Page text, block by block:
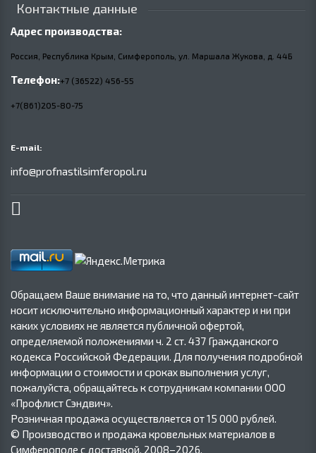
Контактные данные
Адрес производства:
Россия, Республика Крым, Симферополь, ул. Маршала Жукова, д. 44Б
Телефон:+7 (36522) 456-55
+7(861)205-80-75
E-mail:
info@profnastilsimferopol.ru
Обращаем Ваше внимание на то, что данный интернет-сайт
носит исключительно информационный характер и ни при
каких условиях не является публичной офертой,
определяемой положениями ч. 2 ст. 437 Гражданского
кодекса Российской Федерации. Для получения подробной
информации о стоимости и сроках выполнения услуг,
пожалуйста, обращайтесь к сотрудникам компании ООО
«Профлист Сэндвич».
Розничная продажа осуществляется от 15 000 рублей.
© Производство и продажа кровельных материалов в
Симферополе с доставкой, 2008–2026.